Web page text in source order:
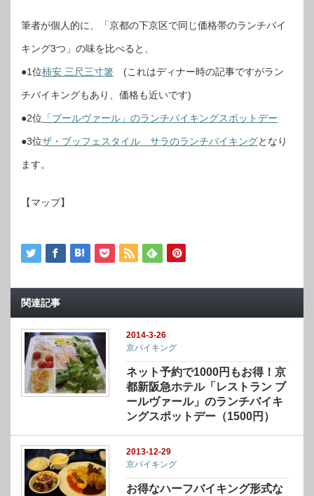
筆者が個人的に、「京都の下京区で同じ価格帯のランチバイ
キング3つ」の味を比べると、
●1位柿安 三尺三寸箸 (これはディナー時の記事ですがラン
チバイキングもあり、価格も近いです)
●2位 「ブールヴァール」のランチバイキングスポットデー
●3位ザ・ブッフェスタイル サラのランチバイキングとなり
ます。
【マップ】
関連記事
2014-3-26
京バイキング
ネット予約で1000円もお得！京
都新阪急ホテル「レストラン ブ
ールヴァール」のランチバイキ
ングスポットデー（1500円）
2013-12-29
京バイキング
お得なハーフバイキング形式な